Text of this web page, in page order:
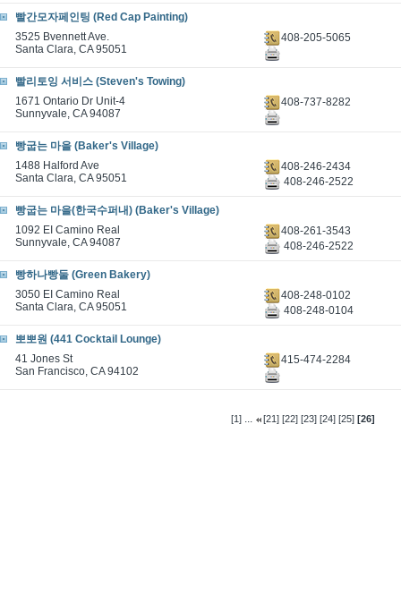
빨간모자페인팅 (Red Cap Painting)
3525 Bvennett Ave.
Santa Clara, CA 95051
408-205-5065
빨리토잉 서비스 (Steven's Towing)
1671 Ontario Dr Unit-4
Sunnyvale, CA 94087
408-737-8282
빵굽는 마을 (Baker's Village)
1488 Halford Ave
Santa Clara, CA 95051
408-246-2434
408-246-2522
빵굽는 마을(한국수퍼내) (Baker's Village)
1092 EI Camino Real
Sunnyvale, CA 94087
408-261-3543
408-246-2522
빵하나빵둘 (Green Bakery)
3050 EI Camino Real
Santa Clara, CA 95051
408-248-0102
408-248-0104
뽀뽀원 (441 Cocktail Lounge)
41 Jones St
San Francisco, CA 94102
415-474-2284
[1] ... [21] [22] [23] [24] [25] [26]